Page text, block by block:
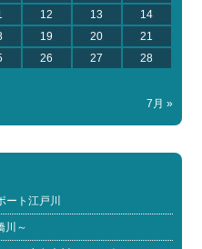
12 13
14
19 20
21
26 27
28
7月 »
ート江戸川
川～